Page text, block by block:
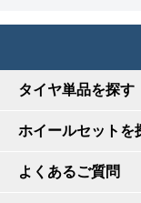
タイヤ単品を探す
ホイールセットを
よくあるご質問